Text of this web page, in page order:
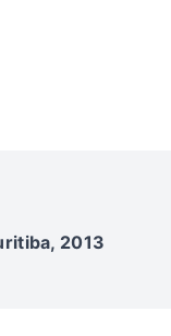
2013